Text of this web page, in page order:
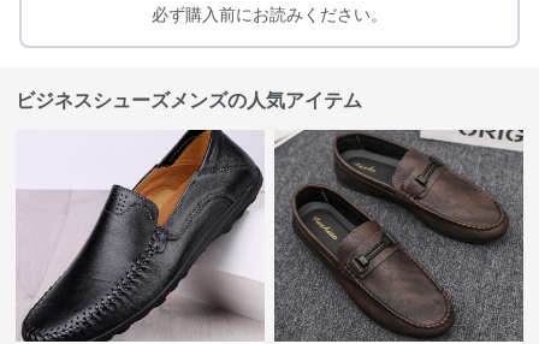
必ず購入前にお読みください。
ビジネスシューズメンズの人気アイテム